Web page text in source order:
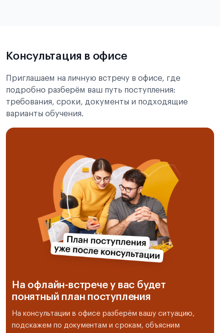
Консультация в офисе
Приглашаем на личную встречу в офисе, где
подробно разберём ваш путь поступления:
требования, сроки, документы и подходящие
варианты обучения.
На офлайн-встрече у вас будет
понятный план поступления
На консультации в офисе разберём вашу ситуацию,
подскажем по документам и срокам, объясним